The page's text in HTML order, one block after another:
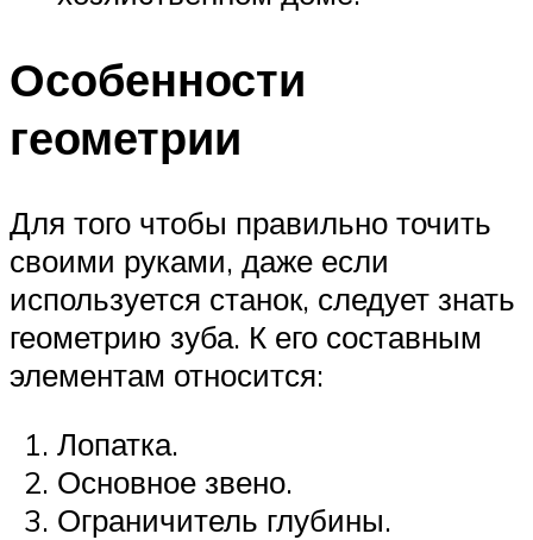
Особенности
геометрии
Для того чтобы правильно точить
своими руками, даже если
используется станок, следует знать
геометрию зуба. К его составным
элементам относится:
Лопатка.
Основное звено.
Ограничитель глубины.